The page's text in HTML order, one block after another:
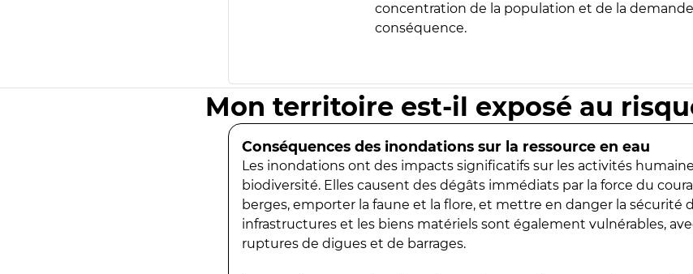
concentration de la population et de la
conséquence.
Mon territoire est-il exposé au
Conséquences des inondations sur la ressource en eau
Les inondations ont des impacts significatifs sur les activités
biodiversité. Elles causent des dégâts immédiats par la force du
berges, emporter la faune et la flore, et mettre en danger la sécurité
infrastructures et les biens matériels sont également vulnérables,
ruptures de digues et de barrages.